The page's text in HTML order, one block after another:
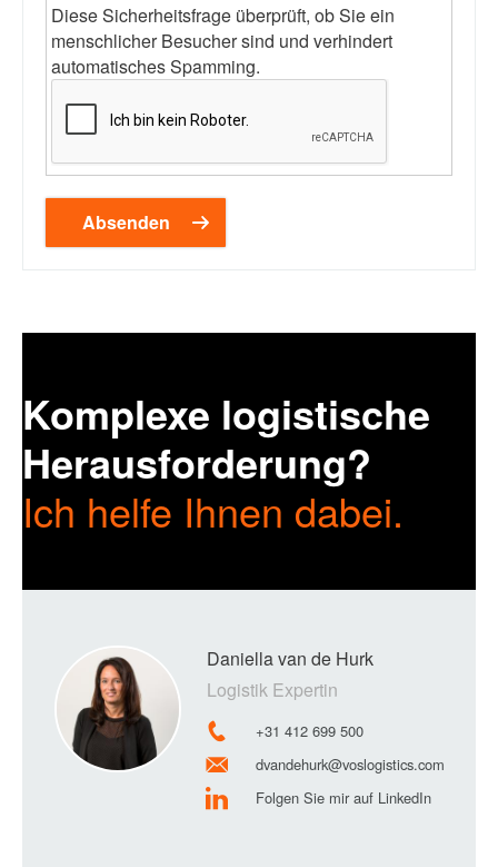
Diese Sicherheitsfrage überprüft, ob Sie ein
menschlicher Besucher sind und verhindert
automatisches Spamming.
Komplexe logistische
Herausforderung?
Ich helfe Ihnen dabei.
Daniella van de Hurk
Logistik Expertin
+31 412 699 500
dvandehurk@voslogistics.com
Folgen Sie mir auf LinkedIn